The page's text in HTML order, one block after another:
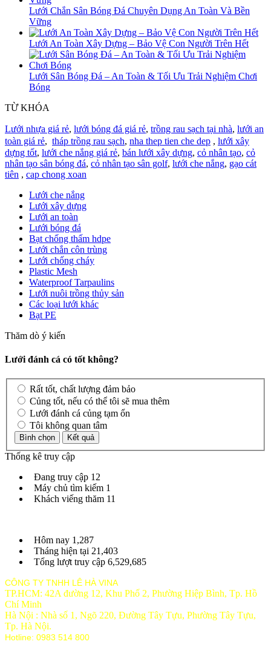
Lưới Chắn Sân Bóng Đá Chuyên Dụng An Toàn Và Bền
Vững
Lưới An Toàn Xây Dựng – Bảo Vệ Con Người Trên Hết
Lưới Sân Bóng Đá – An Toàn & Tối Ưu Trải Nghiệm Chơi
Bóng
TỪ KHÓA
Lưới nhựa giá rẻ, lưới bóng đá giá rẻ, trồng rau sạch tại nhà, lưới an
toàn giá rẻ, tháp trồng rau sạch, nha thep tien che dep , lưới xây
dựng tốt, lưới che nắng giá rẻ, bán lưới xây dựng, cỏ nhân tạo, cỏ
nhân tạo sân bóng đá, cỏ nhân tạo sân golf, lưới che nắng, gạo cát
tiên , cap chong xoan
Lưới che nắng
Lưới xây dựng
Lưới an toàn
Lưới bóng đá
Bạt chống thấm hdpe
Lưới chắn côn trùng
Lưới chống cháy
Plastic Mesh
Waterproof Tarpaulins
Lưới nuôi trồng thủy sản
Các loại lưới khác
Bạt PE
Thăm dò ý kiến
Lưới đánh cá có tốt không?
Rất tốt, chất lượng đảm bảo
Củng tốt, nếu có thể tôi sẽ mua thêm
Lưới đánh cá củng tạm ổn
Tôi không quan tâm
Thống kê truy cập
Đang truy cập 12
Máy chủ tìm kiếm 1
Khách viếng thăm 11
Hôm nay 1,287
Tháng hiện tại 21,403
Tổng lượt truy cập 6,529,685
CÔNG TY TNHH LÊ HÀ VINA
TP.HCM: 42A đường 12, Khu Phố 2, Phường Hiệp Bình, Tp. Hồ
Chí Minh
Hà Nội : Nhà số 1, Ngõ 220, Đường Tây Tựu, Phường Tây Tựu,
Tp. Hà Nội.
Hotline: 0983 514 800